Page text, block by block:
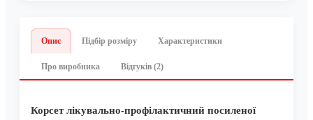
Опис Підбір розміру Характеристики
Про виробника Відгуків (2)
Корсет лікувально-профілактичний посиленої